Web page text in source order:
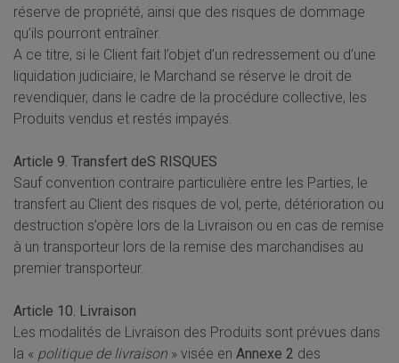
réserve de propriété, ainsi que des risques de dommage
qu’ils pourront entraîner.
A ce titre, si le Client fait l’objet d’un redressement ou d’une
liquidation judiciaire, le Marchand se réserve le droit de
revendiquer, dans le cadre de la procédure collective, les
Produits vendus et restés impayés.
Article 9. Transfert deS RISQUES
Sauf convention contraire particulière entre les Parties, le
transfert au Client des risques de vol, perte, détérioration ou
destruction s’opère lors de la Livraison ou en cas de remise
à un transporteur lors de la remise des marchandises au
premier transporteur.
Article 10. Livraison
Les modalités de Livraison des Produits sont prévues dans
la « politique de livraison » visée en Annexe 2 des